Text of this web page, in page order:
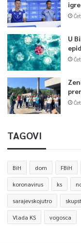
U
TAGOVI
BiH dom FBiH
koronavirus ks
sarajevskojutro
Vlada KS vogosca